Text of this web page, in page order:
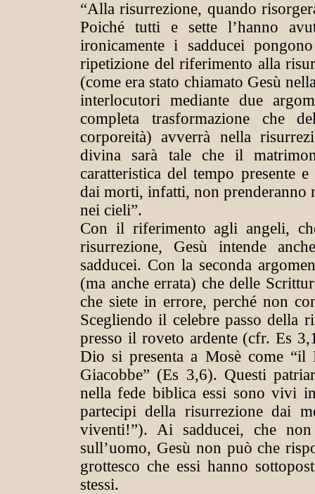
“Alla risurrezione, quando
Poiché tutti e sette l’hanno
ironicamente i sadducei
ripetizione del riferimento alla
(come era stato chiamato Gesù
interlocutori mediante due
completa trasformazione che
corporeità) avverrà nella
divina sarà tale che il
caratteristica del tempo presente
dai morti, infatti, non prenderanno
nei cieli”.
Con il riferimento agli angeli,
risurrezione, Gesù intende
sadducei. Con la seconda
(ma anche errata) che delle
che siete in errore, perché non
Scegliendo il celebre passo della
presso il roveto ardente (cfr. Es
Dio si presenta a Mosè come
Giacobbe” (Es 3,6). Questi
nella fede biblica essi sono vivi
partecipi della risurrezione dai
viventi!”). Ai sadducei, che
sull’uomo, Gesù non può che
grottesco che essi hanno
stessi.